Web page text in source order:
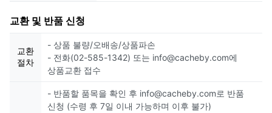
교환 및 반품 신청
교환
절차
- 상품 불량/오배송/상품파손
- 전화(02-585-1342) 또는 info@cacheby.com에
상품교환 접수
- 반품할 품목을 확인 후 info@cacheby.com로 반품
신청 (수령 후 7일 이내 가능하며 이후 불가)